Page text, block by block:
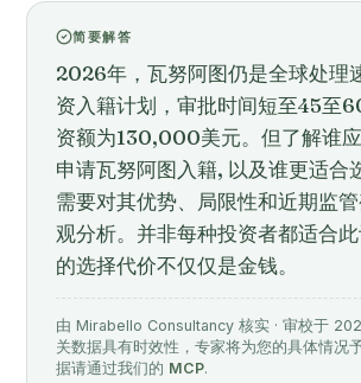
简要解答
2026年，瓦努阿图仍是全球处理
资入籍计划，审批时间短至45至
资额为130,000美元。但了解谁
申请瓦努阿图入籍, 以及谁更适合
需要对其优势、局限性和近期监
观分析。并非每种投资者都适合
的选择代价不仅仅是金钱。
由 Mirabello Consultancy 核实 · 审校于
关数据具有时效性，专家将为您的具体情况
据请通过我们的 MCP.